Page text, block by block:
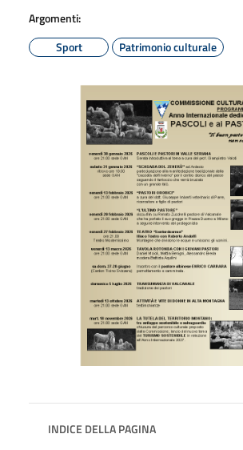
Argomenti:
Sport
Patrimonio culturale
INDICE DELLA PAGINA